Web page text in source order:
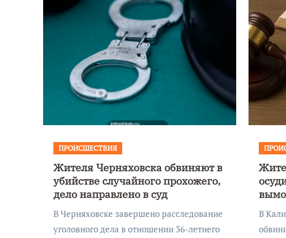
ПРОИСШЕСТВИЯ
Жителя Черняховска обвиняют в
убийстве случайного прохожего,
дело направлено в суд
В Черняховске завершено расследование
уголовного дела в отношении 36-летнего
В Калининградской области суд вынес
АФИША КУЛЬТУРА ОБЩЕСТВО
Николай Патрушев
поддержал проведение в
Калининграде морского